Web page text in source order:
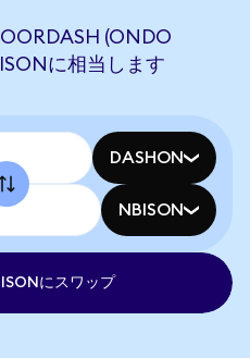
(ONDO
に相当します
DASHON
NBISON
にスワップ